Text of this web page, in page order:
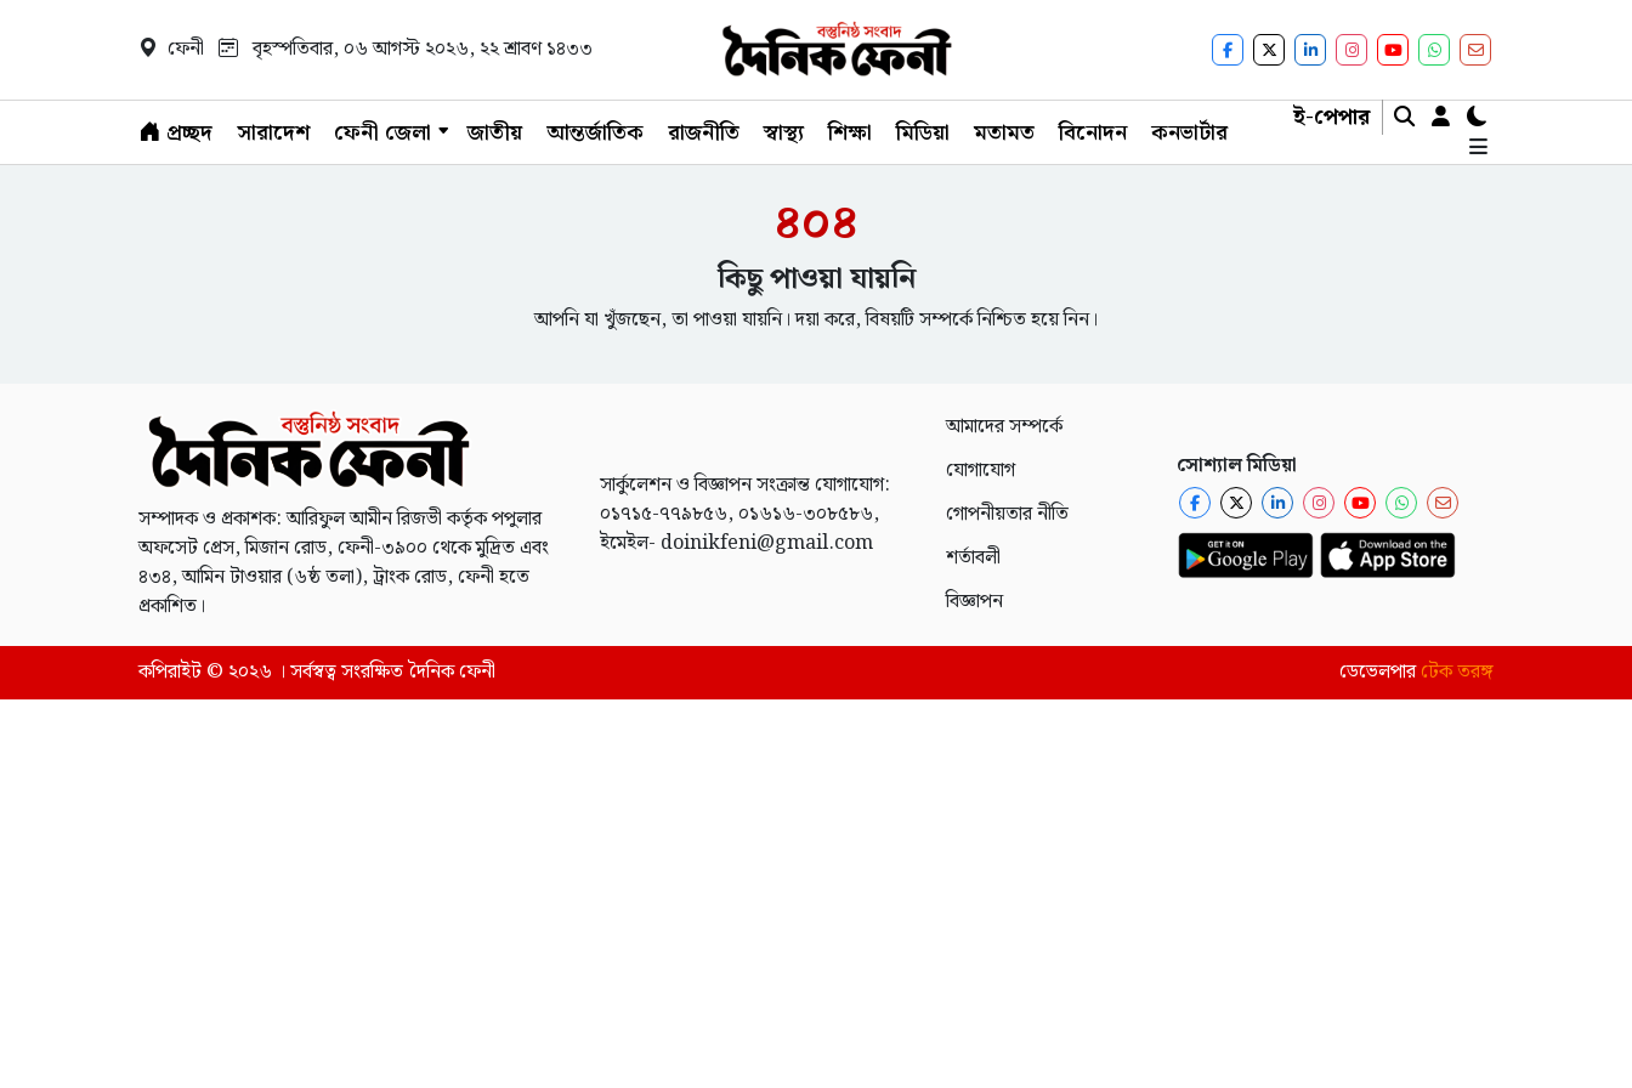
ফেনী বৃহস্পতিবার, ০৬ আগস্ট ২০২৬, ২২ শ্রাবণ ১৪৩৩
প্রচ্ছদ সারাদেশ ফেনী জেলা জাতীয় আন্তর্জাতিক রাজনীতি স্বাস্থ্য শিক্ষা মিডিয়া মতামত বিনোদন কনভার্টার ই-পেপার
৪০৪
কিছু পাওয়া যায়নি
আপনি যা খুঁজছেন, তা পাওয়া যায়নি। দয়া করে, বিষয়টি সম্পর্কে নিশ্চিত হয়ে নিন।
সম্পাদক ও প্রকাশক: আরিফুল আমীন রিজভী কর্তৃক পপুলার
অফসেট প্রেস, মিজান রোড, ফেনী-৩৯০০ থেকে মুদ্রিত এবং
৪৩৪, আমিন টাওয়ার (৬ষ্ঠ তলা), ট্রাংক রোড, ফেনী হতে
প্রকাশিত।
সার্কুলেশন ও বিজ্ঞাপন সংক্রান্ত যোগাযোগ:
০১৭১৫-৭৭৯৮৫৬, ০১৬১৬-৩০৮৫৮৬,
ইমেইল- doinikfeni@gmail.com
আমাদের সম্পর্কে
যোগাযোগ
গোপনীয়তার নীতি
শর্তাবলী
বিজ্ঞাপন
সোশ্যাল মিডিয়া
কপিরাইট © ২০২৬ । সর্বস্বত্ব সংরক্ষিত দৈনিক ফেনী ডেভেলপারটেক তরঙ্গ